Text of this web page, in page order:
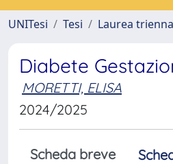
UNITesi
Tesi Laurea
Diabete
MORETTI, ELISA
2024/2025
Scheda breve